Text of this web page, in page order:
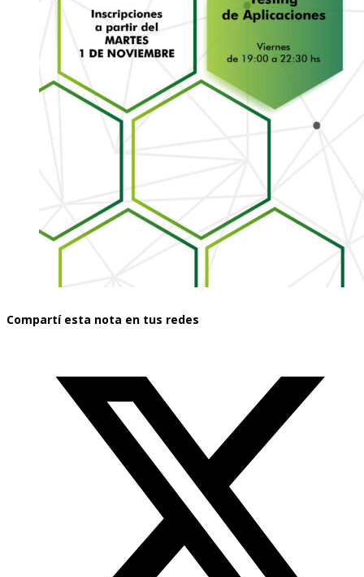
Compartí esta nota en tus redes